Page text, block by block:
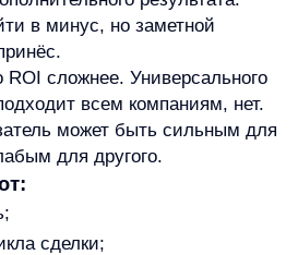
Spend. Эта метрика
показывает, сколько
ценности приходится
ROAS уже, чем ROI:
затратах
а не на всех
от ROI и ROAS,
какую долю от дохода
расходы. Его